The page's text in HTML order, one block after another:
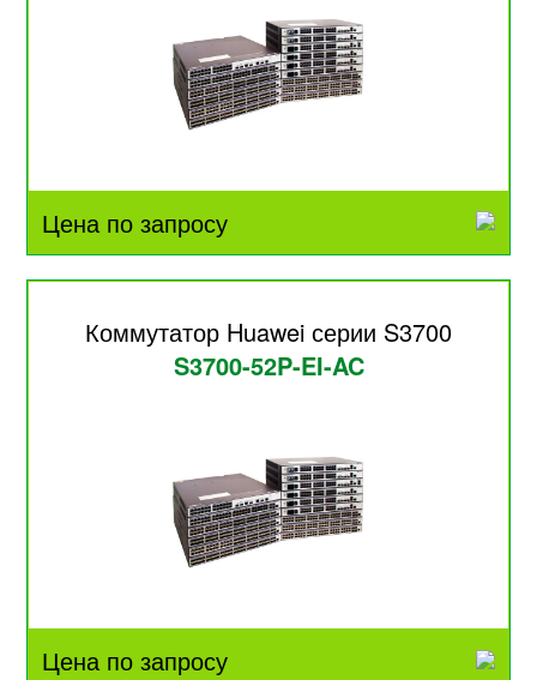
Цена по запросу
Коммутатор Huawei серии S3700
S3700-52P-EI-AC
Цена по запросу